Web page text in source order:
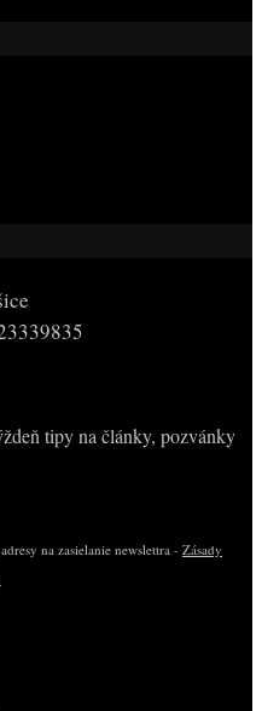
tipy na články, pozvánky
na zasielanie newslettra - Zásady